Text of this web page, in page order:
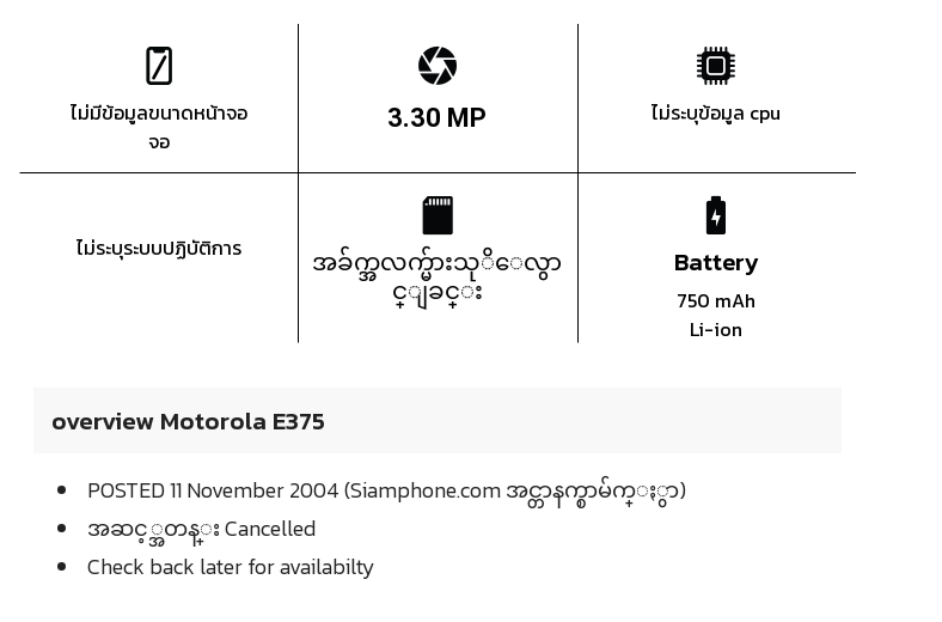
ไม่มีข้อมูลขนาดหน้าจอ
จอ
3.30 MP ไม่ระบุข้อมูล cpu
ไม่ระบุระบบปฏิบัติการ
အခ်က္အလက္မ်ားသုိေလွာ
င္ျခင္း
Battery
750 mAh
Li-ion
overview Motorola E375
POSTED 11 November 2004 (Siamphone.com အင္တာနက္စာမ်က္ႏွာ)
အဆင့္အတန္း Cancelled
Check back later for availabilty